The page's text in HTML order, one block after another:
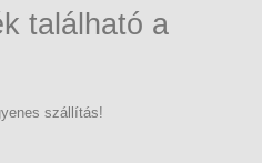
található a
szállítás!